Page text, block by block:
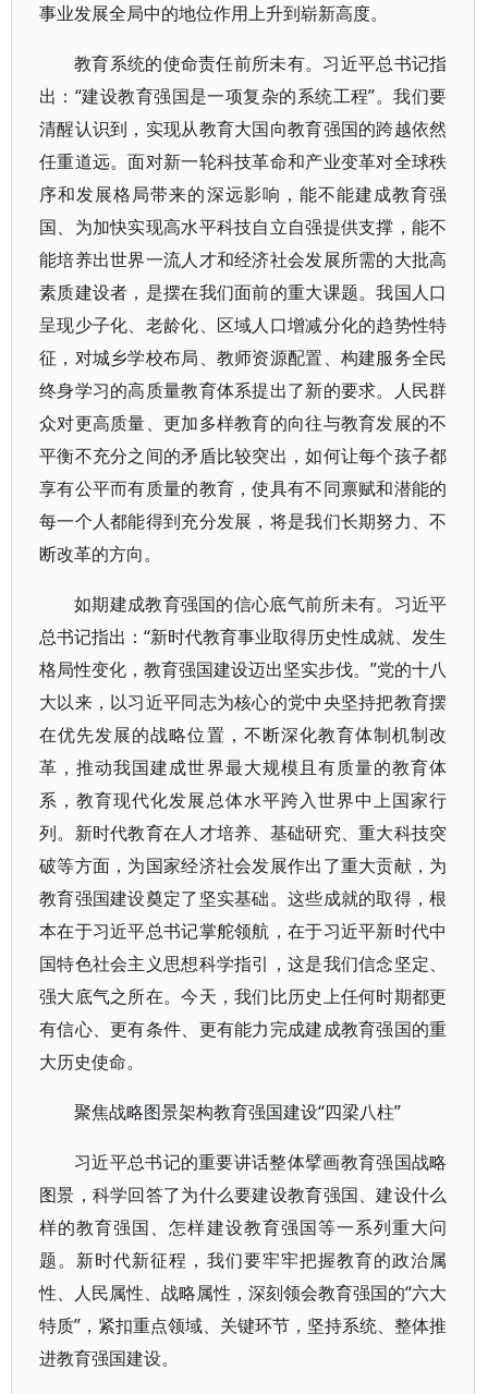
事业发展全局中的地位作用上升到崭新高度。
教育系统的使命责任前所未有。习近平总书记指
出：“建设教育强国是一项复杂的系统工程”。我们要
清醒认识到，实现从教育大国向教育强国的跨越依然
任重道远。面对新一轮科技革命和产业变革对全球秩
序和发展格局带来的深远影响，能不能建成教育强
国、为加快实现高水平科技自立自强提供支撑，能不
能培养出世界一流人才和经济社会发展所需的大批高
素质建设者，是摆在我们面前的重大课题。我国人口
呈现少子化、老龄化、区域人口增减分化的趋势性特
征，对城乡学校布局、教师资源配置、构建服务全民
终身学习的高质量教育体系提出了新的要求。人民群
众对更高质量、更加多样教育的向往与教育发展的不
平衡不充分之间的矛盾比较突出，如何让每个孩子都
享有公平而有质量的教育，使具有不同禀赋和潜能的
每一个人都能得到充分发展，将是我们长期努力、不
断改革的方向。
如期建成教育强国的信心底气前所未有。习近平
总书记指出：“新时代教育事业取得历史性成就、发生
格局性变化，教育强国建设迈出坚实步伐。”党的十八
大以来，以习近平同志为核心的党中央坚持把教育摆
在优先发展的战略位置，不断深化教育体制机制改
革，推动我国建成世界最大规模且有质量的教育体
系，教育现代化发展总体水平跨入世界中上国家行
列。新时代教育在人才培养、基础研究、重大科技突
破等方面，为国家经济社会发展作出了重大贡献，为
教育强国建设奠定了坚实基础。这些成就的取得，根
本在于习近平总书记掌舵领航，在于习近平新时代中
国特色社会主义思想科学指引，这是我们信念坚定、
强大底气之所在。今天，我们比历史上任何时期都更
有信心、更有条件、更有能力完成建成教育强国的重
大历史使命。
聚焦战略图景架构教育强国建设“四梁八柱”
习近平总书记的重要讲话整体擘画教育强国战略
图景，科学回答了为什么要建设教育强国、建设什么
样的教育强国、怎样建设教育强国等一系列重大问
题。新时代新征程，我们要牢牢把握教育的政治属
性、人民属性、战略属性，深刻领会教育强国的“六大
特质”，紧扣重点领域、关键环节，坚持系统、整体推
进教育强国建设。